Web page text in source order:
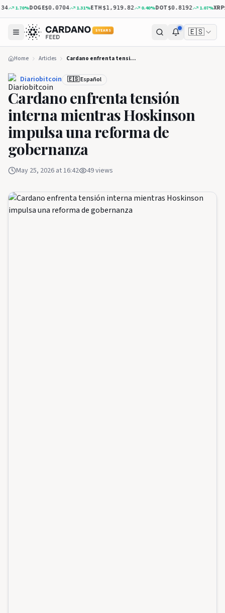
1.70%DOGE$0.0704 1.31%ETH$1,919.82 0.40%DOT$0.8192 1.07%XRP
5 YEARS 🇪🇸
Home Articles Cardano enfrenta tensión interna mientras Hoskinson impulsa una reforma de gobernanza
Diariobitcoin 🇪🇸 Español
Cardano enfrenta tensión
interna mientras Hoskinson
impulsa una reforma de
gobernanza
May 25, 2026 at 16:42 49views